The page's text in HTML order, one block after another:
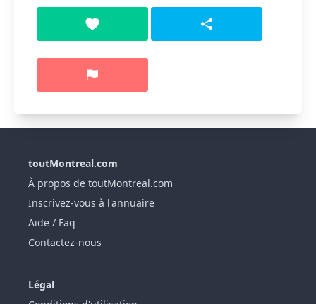
toutMontreal.com
À propos de toutMontreal.com
Inscrivez-vous à l'annuaire
Aide / Faq
Contactez-nous
Légal